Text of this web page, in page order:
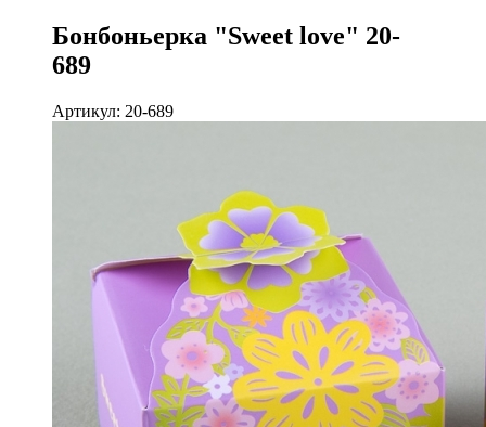
Бонбоньерка "Sweet love" 20-
689
Артикул: 20-689